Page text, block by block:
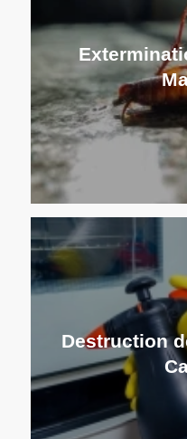
Destruction